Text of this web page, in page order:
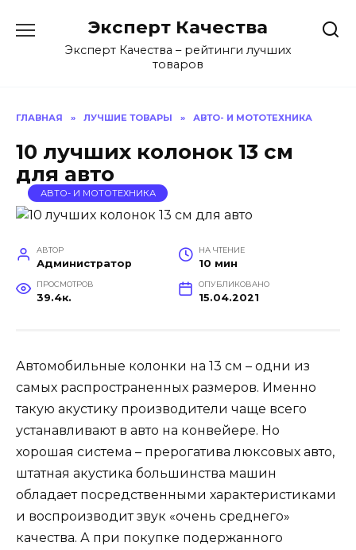
содержанию
Эксперт Качества
Эксперт Качества – рейтинги лучших
товаров
ГЛАВНАЯ » ЛУЧШИЕ ТОВАРЫ » АВТО- И МОТОТЕХНИКА
10 лучших колонок 13 см
для авто
АВТО- И МОТОТЕХНИКА
АВТОР
Администратор
НА ЧТЕНИЕ
10 мин
ПРОСМОТРОВ
39.4к.
ОПУБЛИКОВАНО
15.04.2021
Автомобильные колонки на 13 см – одни из
самых распространенных размеров. Именно
такую акустику производители чаще всего
устанавливают в авто на конвейере. Но
хорошая система – прерогатива люксовых авто,
штатная акустика большинства машин
обладает посредственными характеристиками
и воспроизводит звук «очень среднего»
качества. А при покупке подержанного